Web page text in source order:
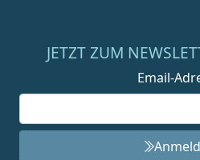
JETZT ZUM
Email-